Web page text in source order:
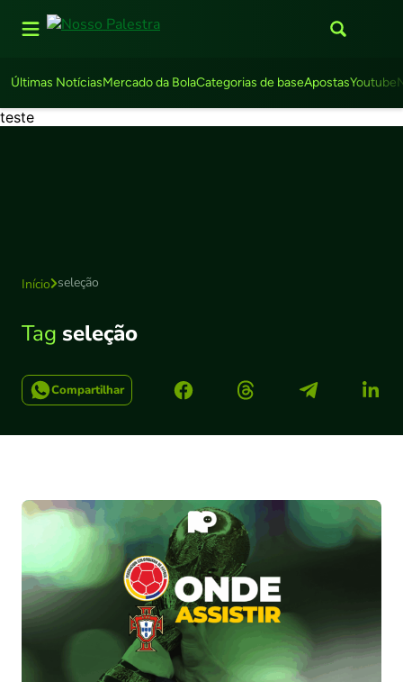
Últimas NotíciasMercado da BolaCategorias de baseApostasYoutube
teste
Início seleção
Tag seleção
Compartilhar